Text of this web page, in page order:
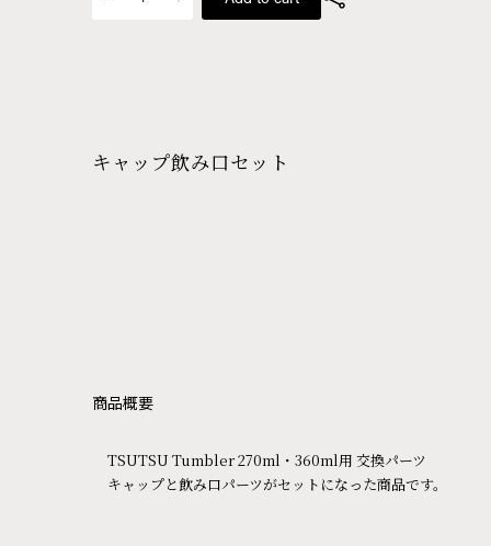
キャップ飲み口セット
商品概要
TSUTSU Tumbler 270ml・360ml用 交換パーツ
キャップと飲み口パーツがセットになった商品です。